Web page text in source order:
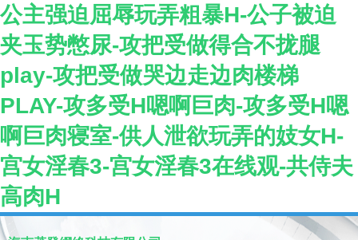
公主强迫屈辱玩弄粗暴H-公子被迫
夹玉势憋尿-攻把受做得合不拢腿
play-攻把受做哭边走边肉楼梯
PLAY-攻多受H嗯啊巨肉-攻多受H嗯
啊巨肉寝室-供人泄欲玩弄的妓女H-
宫女淫春3-宫女淫春3在线观-共侍夫
高肉H